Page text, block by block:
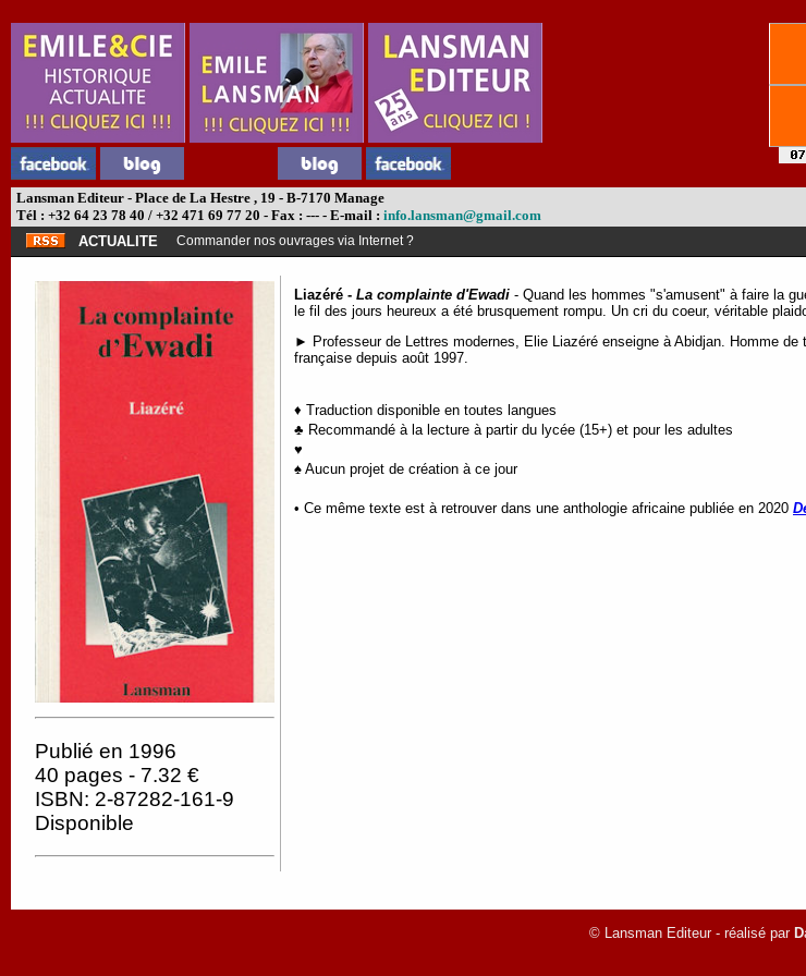
Lansman Editeur - Place de La Hestre , 19 - B-7170 Manage
Tél : +32 64 23 78 40 / +32 471 69 77 20 - Fax : --- - E-mail : info.lansman@gmail.com
ACTUALITE Commander nos ouvrages via Internet ?
Publié en 1996
40 pages - 7.32 €
ISBN: 2-87282-161-9
Disponible
Liazéré - La complainte d'Ewadi - Quand les hommes "s'amusent" à faire la
le fil des jours heureux a été brusquement rompu. Un cri du coeur, véritable
► Professeur de Lettres modernes, Elie Liazéré enseigne à Abidjan. Homme de
française depuis août 1997.
♦ Traduction disponible en toutes langues
♣ Recommandé à la lecture à partir du lycée (15+) et pour les adultes
♥
♠ Aucun projet de création à ce jour
• Ce même texte est à retrouver dans une anthologie africaine publiée en 2020
© Lansman Editeur - réalisé par D